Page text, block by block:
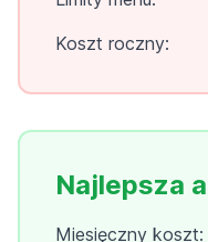
Koszt roczny:
Najlepsza
Miesięczny koszt: